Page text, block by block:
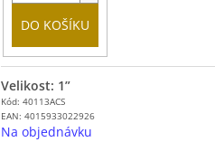
DO KOŠÍKU
Kód: 40113ACS
EAN: 4015933022926
Velikost: 1”
Na objednávku